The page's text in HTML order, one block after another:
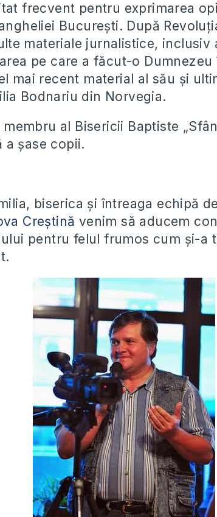
frecvent pentru exprimarea
București. După
materiale jurnalistice, inclusiv
pe care a făcut-o
mai recent material al său și
Bodnariu din Norvegia.
al Bisericii Baptiste
a șase copii.
biserica și întreaga echipă
Creștină venim să aducem
pentru felul frumos cum și-a